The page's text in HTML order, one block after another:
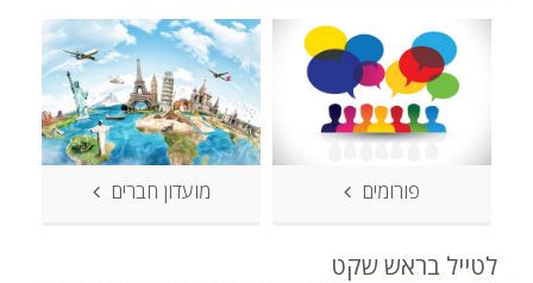
פורומים מועדון חברים
לטייל בראש שקט